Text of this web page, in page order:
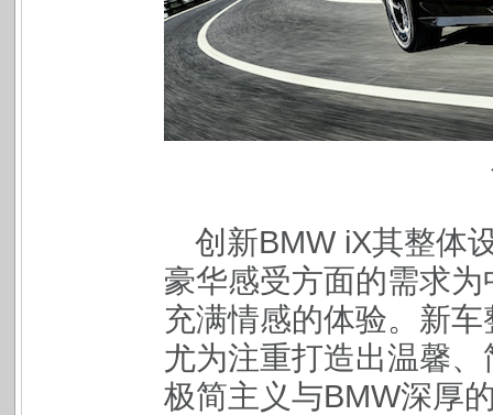
创新BMW iX其整体
豪华感受方面的需求
充满情感的体验。新车
尤为注重打造出温馨
极简主义与BMW深厚